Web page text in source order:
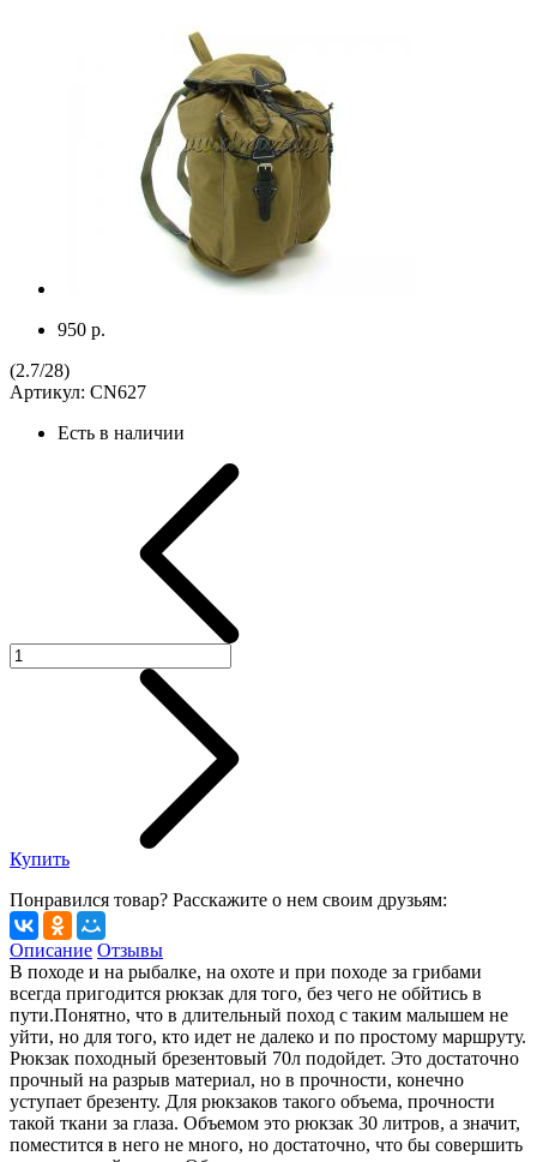
950 р.
(2.7/28)
Артикул: CN627
Есть в наличии
Купить
Понравился товар? Расскажите о нем своим друзьям:
Описание Отзывы
В походе и на рыбалке, на охоте и при походе за грибами
всегда пригодится рюкзак для того, без чего не обйтись в
пути.Понятно, что в длительный поход с таким малышем не
уйти, но для того, кто идет не далеко и по простому маршруту.
Рюкзак походный брезентовый 70л подойдет. Это достаточно
прочный на разрыв материал, но в прочности, конечно
уступает брезенту. Для рюкзаков такого объема, прочности
такой ткани за глаза. Объемом это рюкзак 30 литров, а значит,
поместится в него не много, но достаточно, что бы совершить